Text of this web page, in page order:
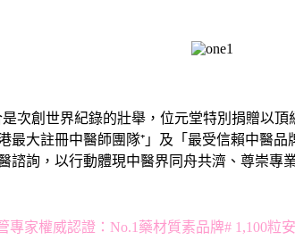
次創世界紀錄的壯舉，位元堂特別捐贈以
大註冊中醫師團隊⁺」及「最受信賴中醫
諮詢，以行動體現中醫界同舟共濟、尊崇專
專家權威認證：No.1藥材質素品牌# 1,100粒